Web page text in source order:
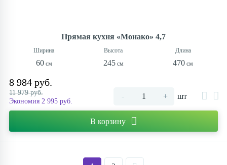
Прямая кухня «Монако» 4,7
60 245 470
8 984 руб.
11 979 руб.
Экономия 2 995 руб.
- + шт
В корзину